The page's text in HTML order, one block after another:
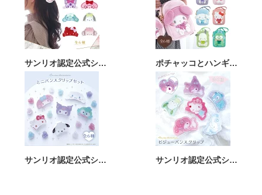
サンリオ認定公式シ… ポチャッコとハンギ…
サンリオ認定公式シ… サンリオ認定公式シ…